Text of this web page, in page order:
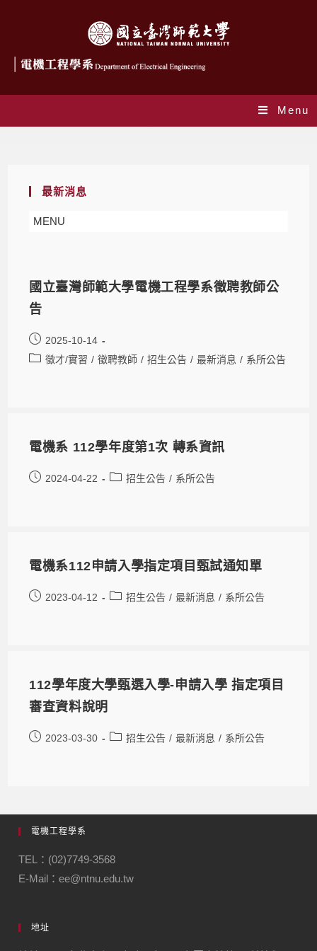
Menu
最新消息
MENU
國立臺灣師範大學電機工程學系徵聘教師公
告
2025-10-14
徵才/實習 / 徵聘教師 / 招生公告 / 最新消息 / 系所公告
電機系 112學年度第1次 轉系資訊
2024-04-22 招生公告 / 系所公告
電機系112申請入學指定項目甄試通知單
2023-04-12 招生公告 / 最新消息 / 系所公告
112學年度大學甄選入學-申請入學 指定項目
審查資料說明
2023-03-30 招生公告 / 最新消息 / 系所公告
電機工程學系
TEL：(02)7749-3568
E-Mail：ee@ntnu.edu.tw
地址